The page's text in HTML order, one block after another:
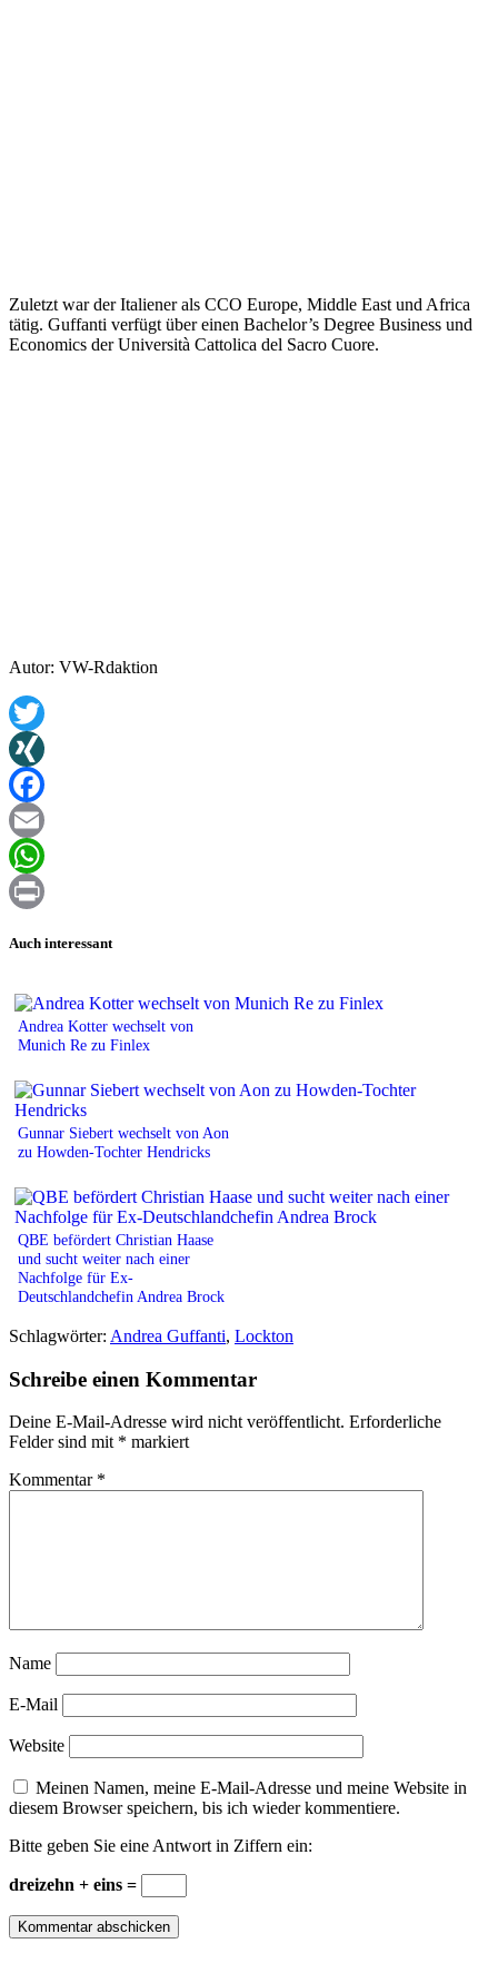
Zuletzt war der Italiener als CCO Europe, Middle East und Africa
tätig. Guffanti verfügt über einen Bachelor’s Degree Business und
Economics der Università Cattolica del Sacro Cuore.
Autor: VW-Rdaktion
Twitter
XING
Facebook
Email
WhatsApp
Auch interessant
Andrea Kotter wechselt von
Munich Re zu Finlex
Gunnar Siebert wechselt von Aon
zu Howden-Tochter Hendricks
QBE befördert Christian Haase
und sucht weiter nach einer
Nachfolge für Ex-
Deutschlandchefin Andrea Brock
Schlagwörter: Andrea Guffanti, Lockton
Schreibe einen Kommentar
Deine E-Mail-Adresse wird nicht veröffentlicht. Erforderliche
Felder sind mit * markiert
Kommentar *
Name
E-Mail
Website
Meinen Namen, meine E-Mail-Adresse und meine Website in
diesem Browser speichern, bis ich wieder kommentiere.
Bitte geben Sie eine Antwort in Ziffern ein:
dreizehn + eins =